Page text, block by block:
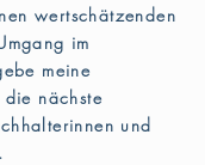
wertschätzenden
im
meine
die nächste
und